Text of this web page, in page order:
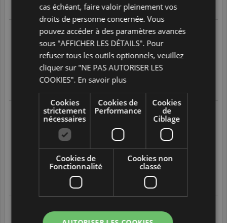
Translate
aurelia w.
24/05/2022 à 21:53
suite à une expérience réalisée le
Le temps de livraison est trop long.
3/5
VALERIE F.
07/05/2022 à 07:20
22/04/2022
Les produits sont de qualité et la livraison s'est effectuée
rapidement mais sans suivi ni informations. En dehors de cela,
je suis très satisfaite des produits et donc recommande ce site
4/5
suite à une expérience réalisée le
cas échéant, faire valoir pleinement vos
droits de personne concernée. Vous
pouvez accéder à des paramètres avancés
sous "AFFICHER LES DÉTAILS". Pour
refuser tous les outils optionnels, veuillez
cliquer sur "NE PAS AUTORISER LES
COOKIES". En savoir plus
Cookies
strictement
nécessaires
Cookies de
Performance
Cookies
de
Ciblage
Cookies de
Fonctionnalité
Cookies non
classé